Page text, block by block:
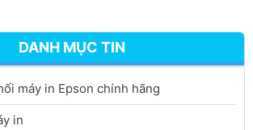
DANH MỤC TIN
máy in Epson chính hãng
in